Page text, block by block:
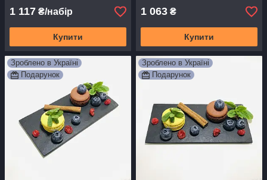
1 117 ₴/набір
Купити
1 063 ₴
Купити
Зроблено в Україні
Подарунок
Зроблено в Україні
Подарунок